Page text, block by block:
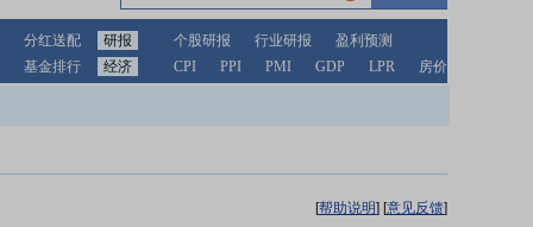
分红送配 研报 个股研报 行业研报
盈利预测
基金排行
经济 CPI PPI PMI GDP LPR 房价
[帮助说明] [意见反馈]